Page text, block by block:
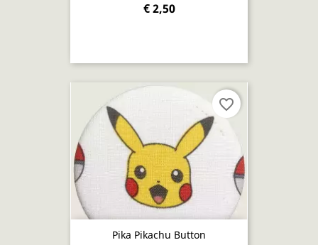
€ 2,50
Pika Pikachu Button
favorite_border